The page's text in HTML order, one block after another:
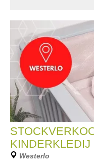
KINDERKLEDIJ
Westerlo